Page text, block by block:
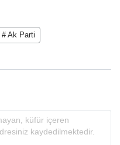
# Ak Parti